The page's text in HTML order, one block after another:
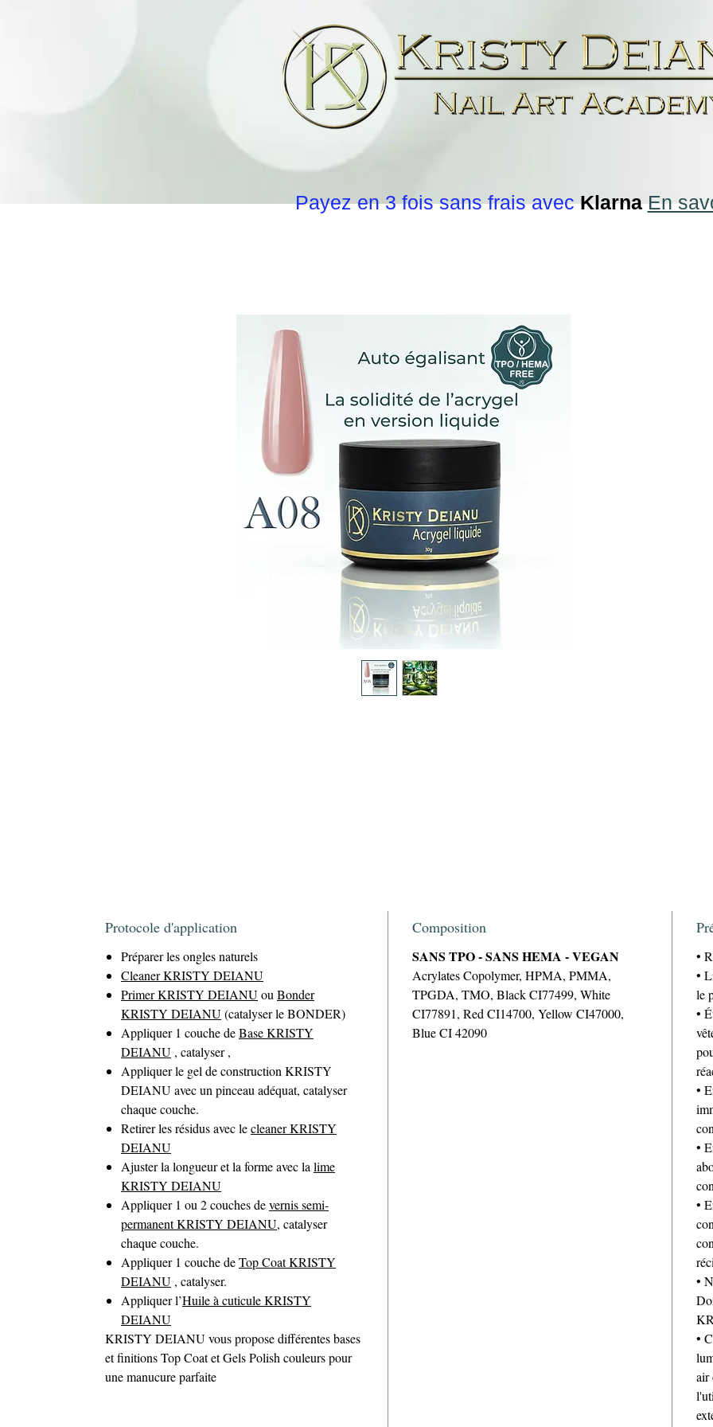
Protocole d'application
Préparer les ongles naturels
Cleaner KRISTY DEIANU
Primer KRISTY DEIANUouBonder
KRISTY DEIANU(catalyser le BONDER)
Appliquer 1 couche deBase KRISTY
DEIANU , catalyser ,
Appliquer le gel de construction KRISTY
DEIANU avec un pinceau adéquat, catalyser
chaque couche.
Retirer les résidus avec lecleaner KRISTY
DEIANU
Ajuster la longueur et la forme avec lalime
KRISTY DEIANU
Appliquer 1 ou 2 couches devernis semi-
permanent KRISTY DEIANU, catalyser
chaque couche.
Appliquer 1 couche deTop Coat KRISTY
DEIANU , catalyser.
Appliquer l’Huile à cuticule KRISTY
DEIANU
KRISTY DEIANU vous propose différentes bases
et finitions Top Coat et Gels Polish couleurs pour
une manucure parfaite
Composition
SANS TPO - SANS HEMA - VEGAN
Acrylates Copolymer, HPMA, PMMA,
TPGDA, TMO, Black CI77499, White
CI77891, Red CI14700, Yellow CI47000,
Blue CI 42090
•
•
le
•
•
•
•
•
•
air
Payez en 3 fois sans frais avecKlarna En